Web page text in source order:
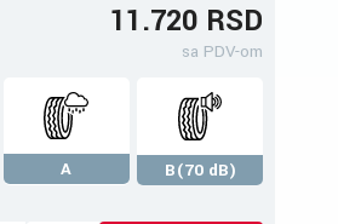
11.720 RSD
sa PDV-om
A
B(70 dB)